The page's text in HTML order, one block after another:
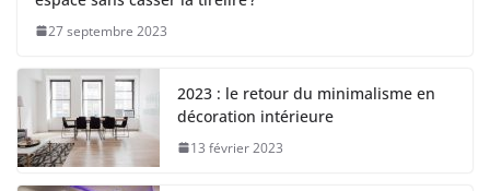
27 septembre 2023
2023 : le retour du minimalisme en
décoration intérieure
13 février 2023